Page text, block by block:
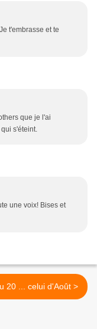
t'embrasse et te
que je l'ai
s'éteint.
une voix! Bises et
Défi du 20 ... celui d'Août >